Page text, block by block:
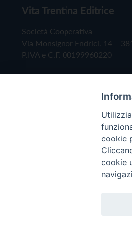
Vita Trentina Editrice
Società Cooperativa
Via Monsignor Endrici, 14 –
P.IVA e C.F. 00199960220
Copyright © 2019 - Tutti
cookie
cookie